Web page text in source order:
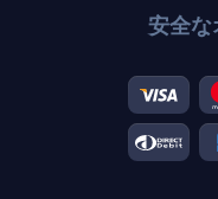
安全な